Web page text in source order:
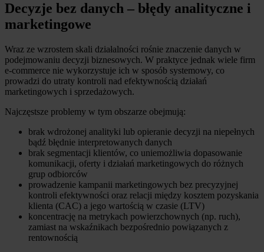
Decyzje bez danych – błędy analityczne i
marketingowe
Wraz ze wzrostem skali działalności rośnie znaczenie danych w
podejmowaniu decyzji biznesowych. W praktyce jednak wiele firm
e-commerce nie wykorzystuje ich w sposób systemowy, co
prowadzi do utraty kontroli nad efektywnością działań
marketingowych i sprzedażowych.
Najczęstsze problemy w tym obszarze obejmują:
brak wdrożonej analityki lub opieranie decyzji na niepełnych
bądź błędnie interpretowanych danych
brak segmentacji klientów, co uniemożliwia dopasowanie
komunikacji, oferty i działań marketingowych do różnych
grup odbiorców
prowadzenie kampanii marketingowych bez precyzyjnej
kontroli efektywności oraz relacji między kosztem pozyskania
klienta (CAC) a jego wartością w czasie (LTV)
koncentrację na metrykach powierzchownych (np. ruch),
zamiast na wskaźnikach bezpośrednio powiązanych z
rentownością